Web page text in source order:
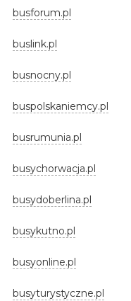
busforum.pl
buslink.pl
busnocny.pl
buspolskaniemcy.pl
busrumunia.pl
busychorwacja.pl
busydoberlina.pl
busykutno.pl
busyonline.pl
busyturystyczne.pl